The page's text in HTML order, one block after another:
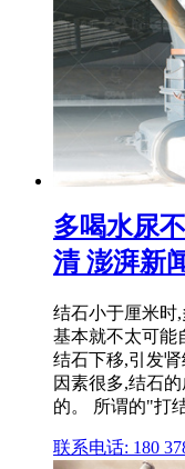
多喝水尿
清 澎湃新
结石小于厘米时
基本就不太可能
结石下移,引发
因素很多,结石
的。 所谓的"打
联系电话: 180